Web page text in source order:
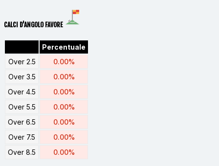
CALCI D'ANGOLO FAVORE
Percentuale
Over 2.5
0.00%
Over 3.5
0.00%
Over 4.5
0.00%
Over 5.5
0.00%
Over 6.5
0.00%
Over 7.5
0.00%
Over 8.5
0.00%